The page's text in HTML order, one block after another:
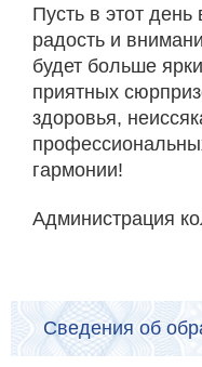
Пусть в этот
радость и
будет больше
приятных
здоровья,
гармонии!
Администрация
Сведения об